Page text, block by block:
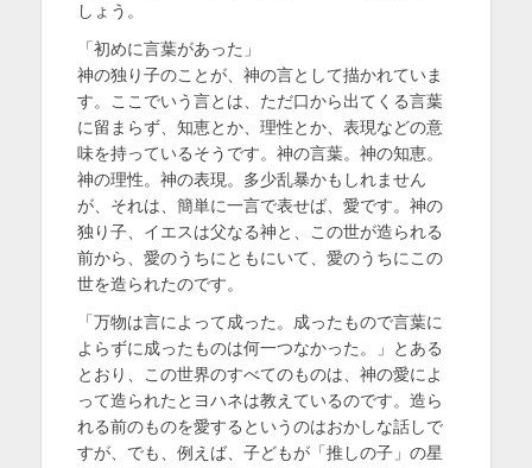
しょう。
「初めに言葉があった」
神の独り子のことが、神の言として描かれていま
す。ここでいう言とは、ただ口から出てくる言葉
に留まらず、知恵とか、理性とか、表現などの意
味を持っているそうです。神の言葉。神の知恵。
神の理性。神の表現。多少乱暴かもしれません
が、それは、簡単に一言で表せば、愛です。神の
独り子、イエスは父なる神と、この世が造られる
前から、愛のうちにともにいて、愛のうちにこの
世を造られたのです。
「万物は言によって成った。成ったもので言葉に
よらずに成ったものは何一つなかった。」とある
とおり、この世界のすべてのものは、神の愛によ
って造られたとヨハネは教えているのです。造ら
れる前のものを愛するというのはおかしな話しで
すが、でも、例えば、子どもが「推しの子」の星